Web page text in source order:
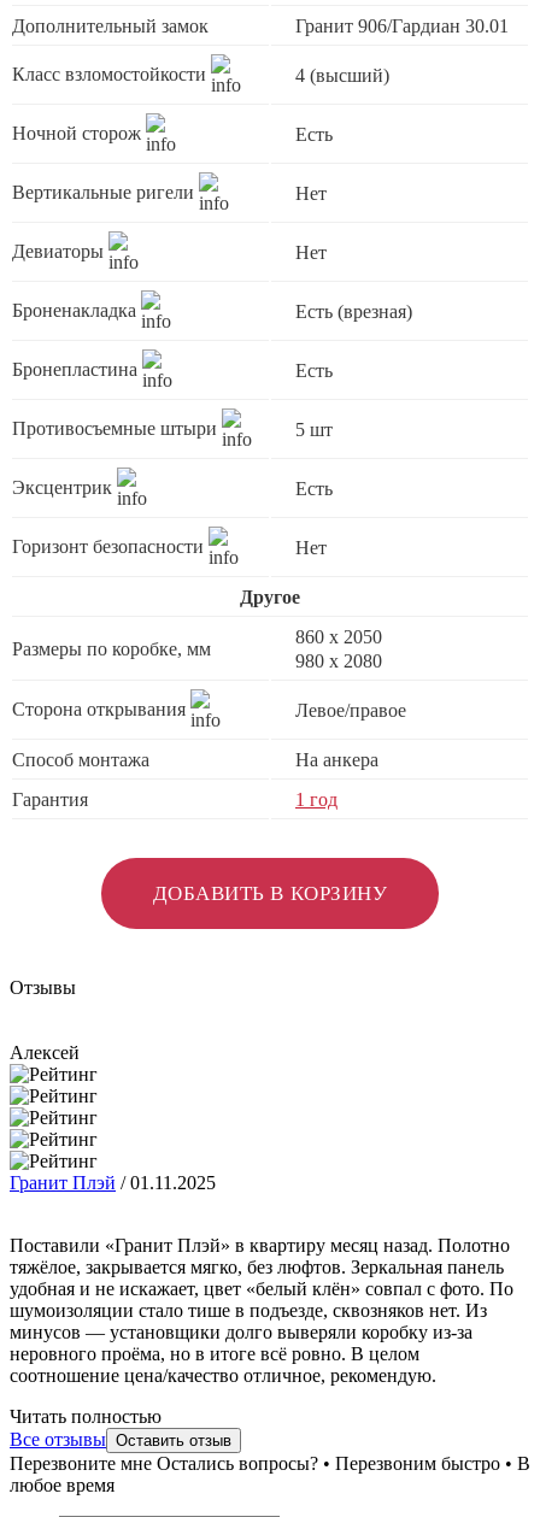
Дополнительный замок Гранит 906/Гардиан 30.01
Класс взломостойкости 4 (высший)
Ночной сторож Есть
Вертикальные ригели Нет
Девиаторы Нет
Броненакладка Есть (врезная)
Бронепластина Есть
Противосъемные штыри 5 шт
Эксцентрик Есть
Горизонт безопасности Нет
Другое
Размеры по коробке, мм
860 х 2050
980 x 2080
Сторона открывания Левое/правое
Способ монтажа
На анкера
Гарантия
1 год
ДОБАВИТЬ В КОРЗИНУ
Отзывы
Алексей
Гранит Плэй /01.11.2025
Поставили «Гранит Плэй» в квартиру месяц назад. Полотно
тяжёлое, закрывается мягко, без люфтов. Зеркальная панель
удобная и не искажает, цвет «белый клён» совпал с фото. По
шумоизоляции стало тише в подъезде, сквозняков нет. Из
минусов — установщики долго выверяли коробку из-за
неровного проёма, но в итоге всё ровно. В целом
соотношение цена/качество отличное, рекомендую.
Читать полностью
Все отзывы Оставить отзыв
Перезвоните мне Остались вопросы? • Перезвоним быстро • В
любое время